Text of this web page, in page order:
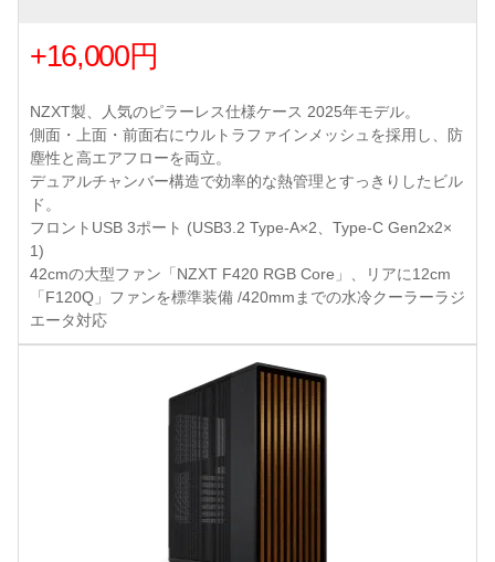
+16,000円
NZXT製、人気のピラーレス仕様ケース 2025年モデル。
側面・上面・前面右にウルトラファインメッシュを採用し、防
塵性と高エアフローを両立。
デュアルチャンバー構造で効率的な熱管理とすっきりしたビル
ド。
フロントUSB 3ポート (USB3.2 Type-A×2、Type-C Gen2x2×
1)
42cmの大型ファン「NZXT F420 RGB Core」、リアに12cm
「F120Q」ファンを標準装備 /420mmまでの水冷クーラーラジ
エータ対応